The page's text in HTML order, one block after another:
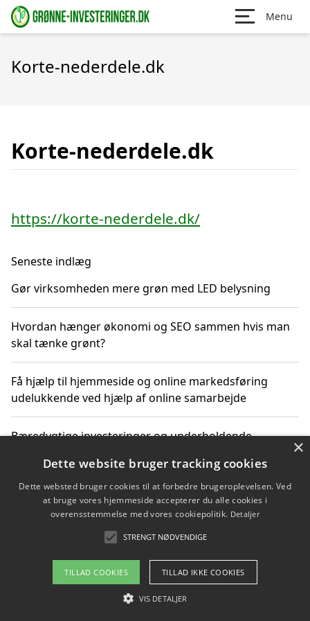
Menu
Korte-nederdele.dk
Korte-nederdele.dk
https://korte-nederdele.dk/
Seneste indlæg
Gør virksomheden mere grøn med LED belysning
Hvordan hænger økonomi og SEO sammen hvis man
skal tænke grønt?
Få hjælp til hjemmeside og online markedsføring
udelukkende ved hjælp af online samarbejde
Bæredygtige investeringer og underholdende
Sådan kan online møder for virksomheder fremme
grønne investeringer
Copyright 2026 - Pilanto Aps
Om / kontakt
×
Dette website bruger tracking cookies
Dette websted bruger cookies til at forbedre brugeroplevelsen. Ved
at bruge vores hjemmeside accepterer du alle cookies i
overensstemmelse med vores cookiepolitik. Detaljer
STRENGT NØDVENDIGE
TILLAD COOKIES TILLAD IKKE COOKIES
VIS DETALJER